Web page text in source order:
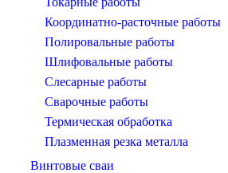
Координатно-расточные работы
Полировальные работы
Шлифовальные работы
Слесарные работы
Сварочные работы
Термическая обработка
Плазменная резка металла
Винтовые сваи